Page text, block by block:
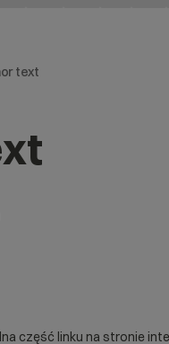
text
część linku na stronie